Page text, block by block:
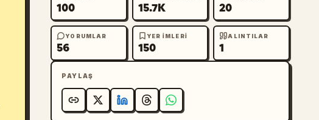
100 15.7K 20
YORUMLAR
56
YER IMLERI
150
ALINTILAR
1
PAYLAŞ